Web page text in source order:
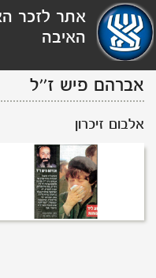
תפריט
נגישות
אתר לזכר
האיבה
אברהם פיש ז''ל
אלבום זיכרון